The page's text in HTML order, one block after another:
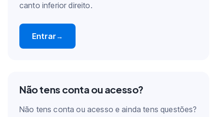
canto inferior direito.
Entrar→
Não tens conta ou acesso?
Não tens conta ou acesso e ainda tens questões?